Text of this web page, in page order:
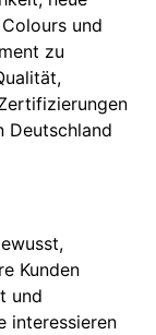
und
zu
Deutschland
Kunden
und
interessieren